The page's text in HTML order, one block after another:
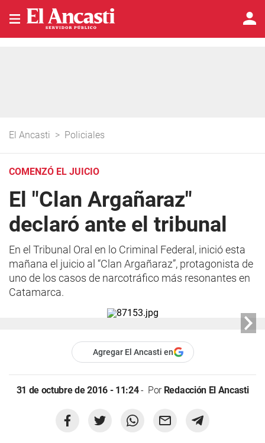
El Ancasti > Policiales
COMENZÓ EL JUICIO
El "Clan Argañaraz"
declaró ante el tribunal
En el Tribunal Oral en lo Criminal Federal, inició esta
mañana el juicio al “Clan Argañaraz”, protagonista de
uno de los casos de narcotráfico más resonantes en
Catamarca.
Agregar El Ancasti en
31 de octubre de 2016 - 11:24 Por Redacción El Ancasti